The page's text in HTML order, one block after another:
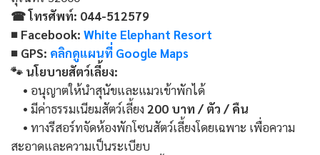
☎ โทรศัพท์: 044-512579
■ Facebook: White Elephant Resort
■ GPS: คลิกดูแผนที่ Google Maps
🐾 นโยบายสัตว์เลี้ยง:
• อนุญาตให้นำสุนัขและแมวเข้าพักได้
• มีค่าธรรมเนียมสัตว์เลี้ยง 200 บาท / ตัว / คืน
• ทางรีสอร์ทจัดห้องพักโซนสัตว์เลี้ยงโดยเฉพาะ เพื่อความ
สะอาดและความเป็นระเบียบ